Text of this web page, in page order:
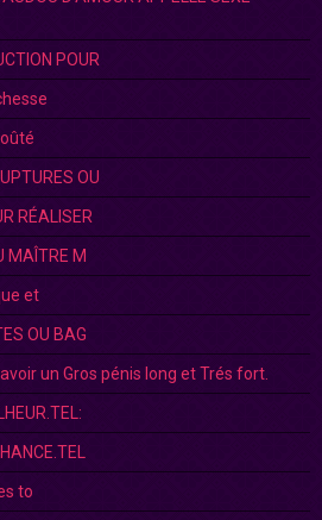
POUR
OU
RÉALISER
MAÎTRE M
et
OU BAG
un Gros pénis long et Trés fort.
to